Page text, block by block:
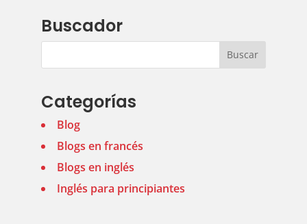
Buscador
Categorías
Blog
Blogs en francés
Blogs en inglés
Inglés para principiantes